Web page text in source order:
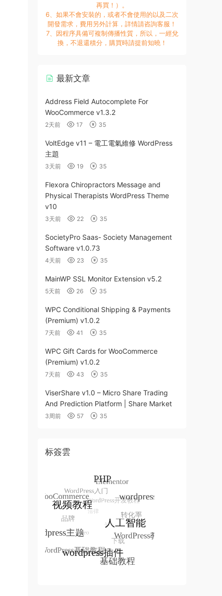
再買！）。
6、如果不會安裝的，或者不會使用的以及二次
開發需求，費用另外計算，詳情請咨詢客服！
7、因程序具備可複制傳播性質，所以，一經兌
換，不退還積分，購買時請提前知曉！
最新文章
Address Field Autocomplete For
WooCommerce v1.3.2
2天前 17 35
VoltEdge v11 – 電工電氣維修 WordPress
主題
3天前 19 35
Flexora Chiropractors Message and
Physical Therapists WordPress Theme
v10
3天前 22 35
SocietyPro Saas- Society Management
Software v1.0.73
4天前 23 35
MainWP SSL Monitor Extension v5.2
5天前 26 35
WPC Conditional Shipping & Payments
(Premium) v1.0.2
7天前 41 35
WPC Gift Cards for WooCommerce
(Premium) v1.0.2
7天前 43 35
ViserShare v1.0 – Micro Share Trading
And Prediction Platform | Share Market
3周前 57 35
标簽雲